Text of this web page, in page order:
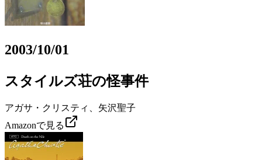
2003/10/01
スタイルズ荘の怪事件
アガサ・クリスティ、矢沢聖子
Amazonで見る